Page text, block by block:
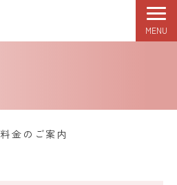
MENU
料金のご案内